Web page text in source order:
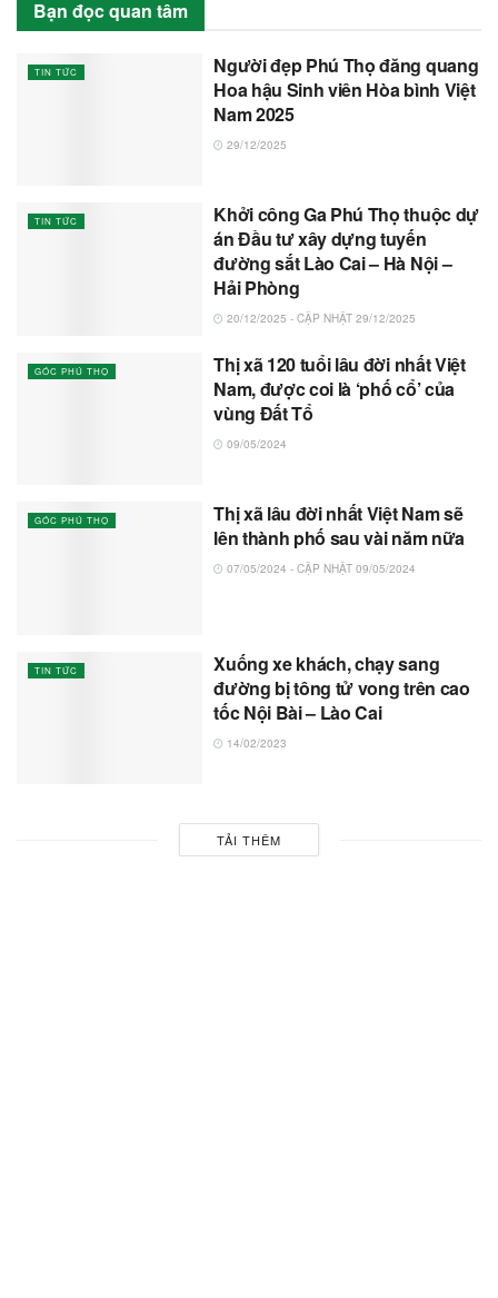
Bạn đọc quan tâm
TIN TỨC
Người đẹp Phú Thọ đăng quang
Hoa hậu Sinh viên Hòa bình Việt
Nam 2025
29/12/2025
TIN TỨC
Khởi công Ga Phú Thọ thuộc dự
án Đầu tư xây dựng tuyến
đường sắt Lào Cai – Hà Nội –
Hải Phòng
20/12/2025 - CẬP NHẬT 29/12/2025
GÓC PHÚ THỌ
Thị xã 120 tuổi lâu đời nhất Việt
Nam, được coi là ‘phố cổ’ của
vùng Đất Tổ
09/05/2024
GÓC PHÚ THỌ
Thị xã lâu đời nhất Việt Nam sẽ
lên thành phố sau vài năm nữa
07/05/2024 - CẬP NHẬT 09/05/2024
TIN TỨC
Xuống xe khách, chạy sang
đường bị tông tử vong trên cao
tốc Nội Bài – Lào Cai
14/02/2023
TẢI THÊM